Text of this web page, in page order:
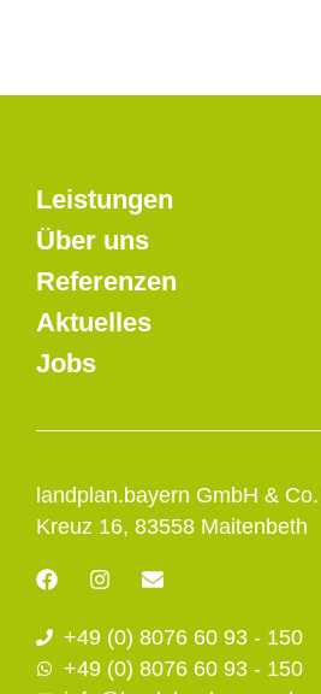
landplan.bayern GmbH &
Kreuz 16, 83558 Maitenbeth
F
a
e
b
o
I
n
t
a
g
E
e
l
o
+49 (0) 8076 60 93 - 150
+49 (0) 8076 60 93 - 150
Leistungen
Über uns
Referenzen
Aktuelles
Jobs